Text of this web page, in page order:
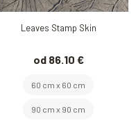
Leaves Stamp Skin
od 86.10 €
60 cm x 60 cm
90 cm x 90 cm